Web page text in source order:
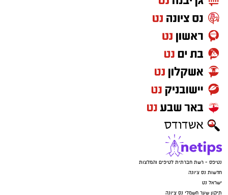
נטיפס - רשת חברתית לטיפים והמלצות
חדשות נס ציונה
ישראל נט
תיקון שער חשמלי נס ציונה